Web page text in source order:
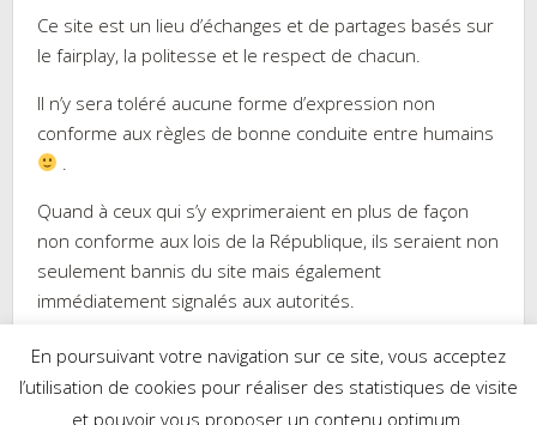
Ce site est un lieu d’échanges et de partages basés sur
le fairplay, la politesse et le respect de chacun.
Il n’y sera toléré aucune forme d’expression non
conforme aux règles de bonne conduite entre humains
Quand à ceux qui s’y exprimeraient en plus de façon
non conforme aux lois de la République, ils seraient non
seulement bannis du site mais également
immédiatement signalés aux autorités.
En poursuivant votre navigation sur ce site, vous acceptez
l’utilisation de cookies pour réaliser des statistiques de visite
et pouvoir vous proposer un contenu optimum.